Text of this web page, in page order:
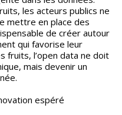
les acteurs publics ne
mettre en place des
de créer autour
qui favorise leur
fruits, l’open data ne doit
mais devenir un
espéré